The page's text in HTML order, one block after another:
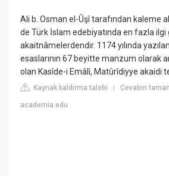
Ali b. Osman el-Ûşî tarafından kaleme
de Türk İslam edebiyatında en fazla ilgi
akaitnâmelerdendir. 1174 yılında
esaslarının 67 beyitte manzum olarak
olan Kasîde-i Emâlî, Matûrîdiyye akaidi
Kaynak kaldırma talebi |Cevabın
academia.edu